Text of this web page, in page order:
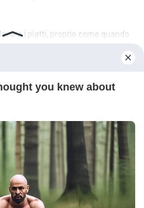
i piatti, proprio come quando
davvero bene.»
non dovevo essere forte per dirlo.
dell’ospedale, vedo famiglie in
si raccontano per arrivare a sera.
E quando posso, mi fermo.